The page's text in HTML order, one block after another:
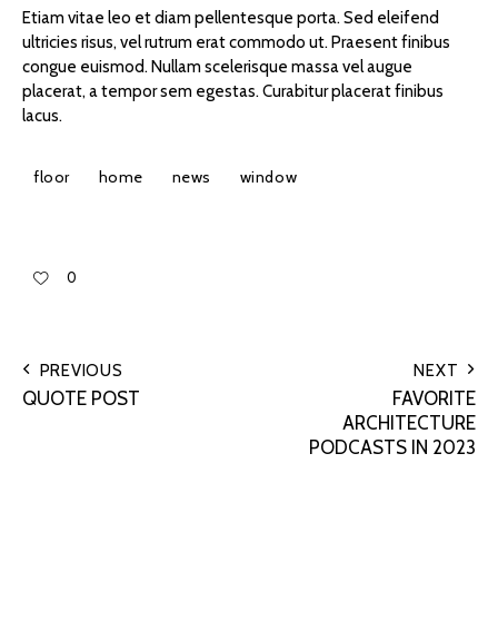
Etiam vitae leo et diam pellentesque porta. Sed eleifend
ultricies risus, vel rutrum erat commodo ut. Praesent finibus
congue euismod. Nullam scelerisque massa vel augue
placerat, a tempor sem egestas. Curabitur placerat finibus
lacus.
floor home news window
0
PREVIOUS
QUOTE POST
NEXT
FAVORITE
ARCHITECTURE
PODCASTS IN 2023